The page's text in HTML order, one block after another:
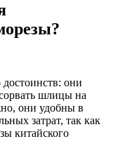
?
они
шлицы на
они удобны в
затрат, так как
китайского